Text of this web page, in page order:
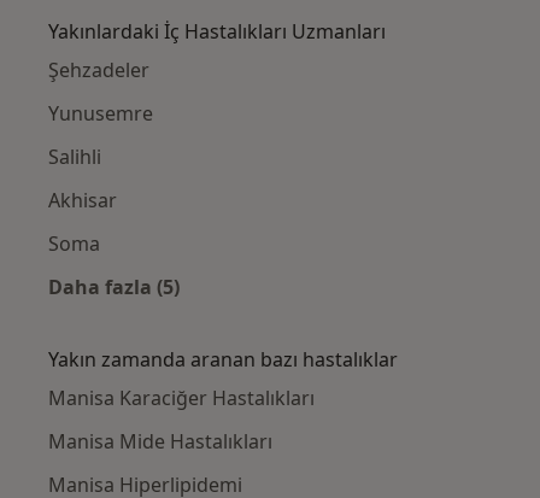
Yakınlardaki İç Hastalıkları Uzmanları
Şehzadeler
Yunusemre
Salihli
Akhisar
Soma
Daha fazla (5)
Yakın zamanda aranan bazı hastalıklar
Manisa Karaciğer Hastalıkları
Manisa Mide Hastalıkları
Manisa Hiperlipidemi